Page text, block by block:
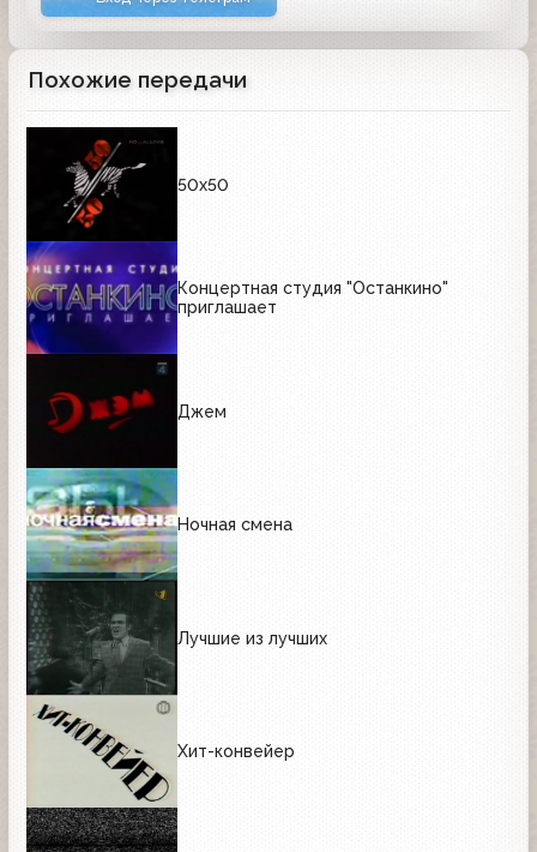
Похожие передачи
50х50
Концертная студия "Останкино"
приглашает
Джем
Ночная смена
Лучшие из лучших
Хит-конвейер